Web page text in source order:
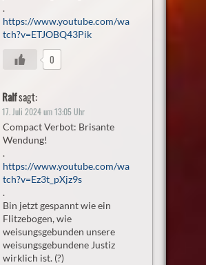
.
https://www.youtube.com/wa
tch?v=ETJOBQ43Pik
0
Ralfsagt:
17. Juli 2024 um 13:05 Uhr
Compact Verbot: Brisante
Wendung!
.
https://www.youtube.com/wa
tch?v=Ez3t_pXjz9s
.
Bin jetzt gespannt wie ein
Flitzebogen, wie
weisungsgebunden unsere
weisungsgebundene Justiz
wirklich ist. (?)